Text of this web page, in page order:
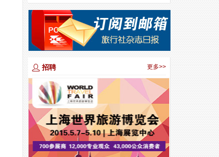
更多>>
招聘